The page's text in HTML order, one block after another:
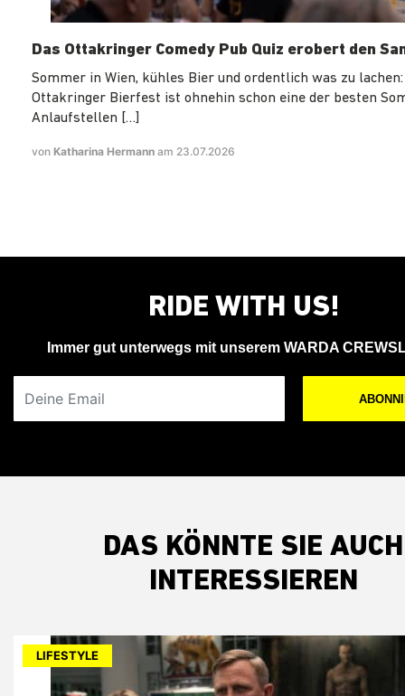
Das Ottakringer Comedy Pub Quiz erobert den
Sommer in Wien, kühles Bier und ordentlich was zu lachen:
Ottakringer Bierfest ist ohnehin schon eine der besten
Anlaufstellen […]
von Katharina Hermann am 23.07.2026
RIDE WITH US!
Immer gut unterwegs mit unserem WARDA
DAS KÖNNTE SIE AUCH
INTERESSIEREN
LIFESTYLE